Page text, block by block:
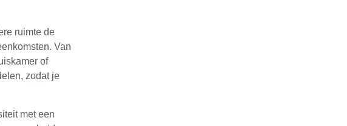
ruimte de
Van
of
zodat je
met een